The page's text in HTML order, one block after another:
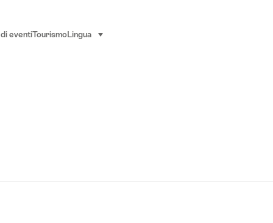
eventiTourismoLingua seleziona (clicca per visualizzare)